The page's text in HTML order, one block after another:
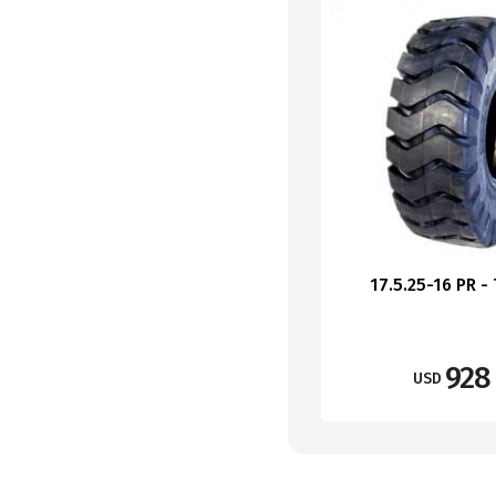
17.5.25-16 PR -
USD 928